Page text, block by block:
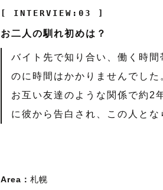
[ INTERVIEW:03 ]
お二人の馴れ初めは？
バイト先で知り合い、働く時
のに時間はかかりませんでした
お互い友達のような関係で約2
に彼から告白され、この人と
Area： 札幌